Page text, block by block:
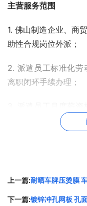
主营服务范围
1. 佛山制造企业、商
助性合规岗位外派；
2. 派遣员工标准化劳
离职闭环手续办理；
伤对接处理与劳资调
上一篇:耐晒车牌压烫膜
下一篇:镀锌冲孔网板 孔